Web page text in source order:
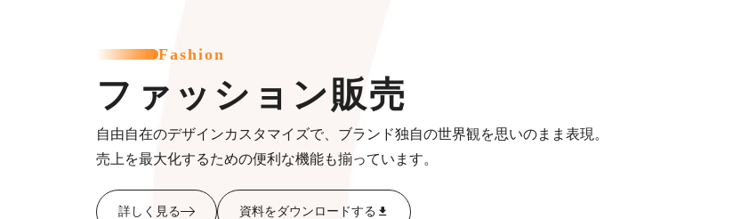
Fashion
ファッション販売
自由自在のデザインカスタマイズで、ブランド独自の世界観を思いのまま表現。
売上を最大化するための便利な機能も揃っています。
詳しく見る 資料をダウンロードする